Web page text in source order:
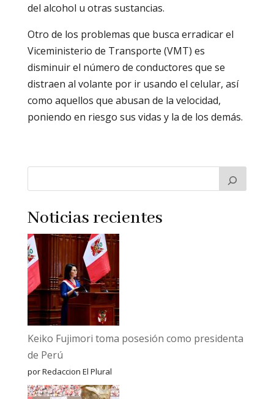
del alcohol u otras sustancias.
Otro de los problemas que busca erradicar el
Viceministerio de Transporte (VMT) es
disminuir el número de conductores que se
distraen al volante por ir usando el celular, así
como aquellos que abusan de la velocidad,
poniendo en riesgo sus vidas y la de los demás.
Noticias recientes
Keiko Fujimori toma posesión como presidenta
de Perú
por Redaccion El Plural